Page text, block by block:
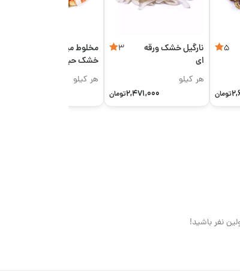
5
تومان
نارگیل خشک ورقه
ای
3
هر کیلو
2,471,000تومان
مخلوط میوه
خشک حبه‌ای
هر کیلو
نفر باشید!